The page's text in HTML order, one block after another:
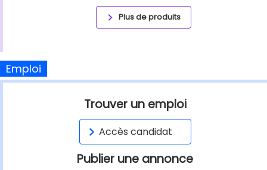
Plus de produits
Emploi
Trouver un emploi
Accès candidat
Publier une annonce